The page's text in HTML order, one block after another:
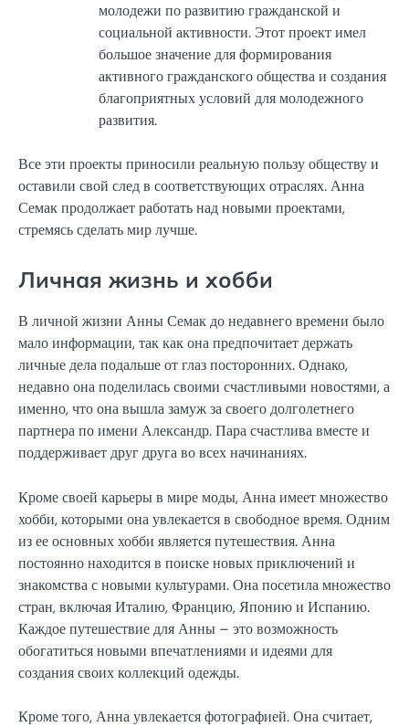
молодежи по развитию гражданской и
социальной активности. Этот проект имел
большое значение для формирования
активного гражданского общества и создания
благоприятных условий для молодежного
развития.
Все эти проекты приносили реальную пользу обществу и
оставили свой след в соответствующих отраслях. Анна
Семак продолжает работать над новыми проектами,
стремясь сделать мир лучше.
Личная жизнь и хобби
В личной жизни Анны Семак до недавнего времени было
мало информации, так как она предпочитает держать
личные дела подальше от глаз посторонних. Однако,
недавно она поделилась своими счастливыми новостями, а
именно, что она вышла замуж за своего долголетнего
партнера по имени Александр. Пара счастлива вместе и
поддерживает друг друга во всех начинаниях.
Кроме своей карьеры в мире моды, Анна имеет множество
хобби, которыми она увлекается в свободное время. Одним
из ее основных хобби является путешествия. Анна
постоянно находится в поиске новых приключений и
знакомства с новыми культурами. Она посетила множество
стран, включая Италию, Францию, Японию и Испанию.
Каждое путешествие для Анны – это возможность
обогатиться новыми впечатлениями и идеями для
создания своих коллекций одежды.
Кроме того, Анна увлекается фотографией. Она считает,